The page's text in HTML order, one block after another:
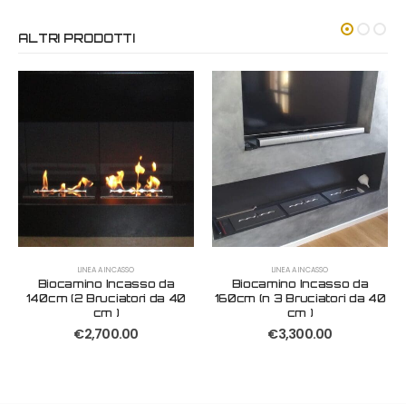
ALTRI PRODOTTI
LINEA A INCASSO
Biocamino Incasso da
140cm (2 Bruciatori da 40
cm )
€2,700.00
LINEA A INCASSO
Biocamino Incasso da
160cm (n 3 Bruciatori da 40
cm )
€3,300.00